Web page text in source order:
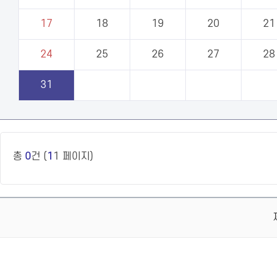
17 18 19 20 21
24 25 26 27 28
31
총 0건 ( 1 1 페이지)